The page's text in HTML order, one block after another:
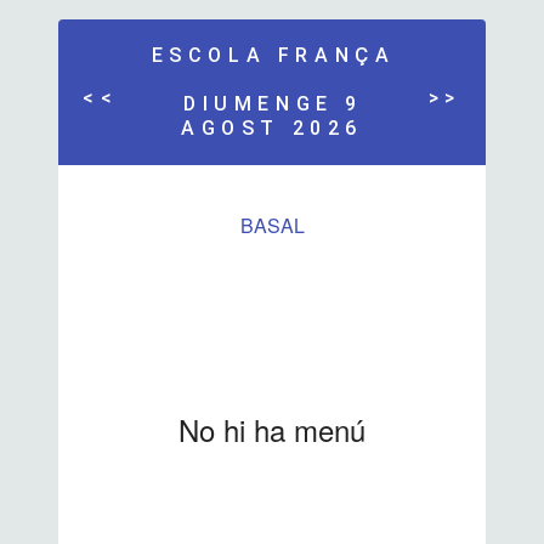
<< >>
ESCOLA FRANÇA
DIUMENGE 9
AGOST 2026
BASAL
No hi ha menú